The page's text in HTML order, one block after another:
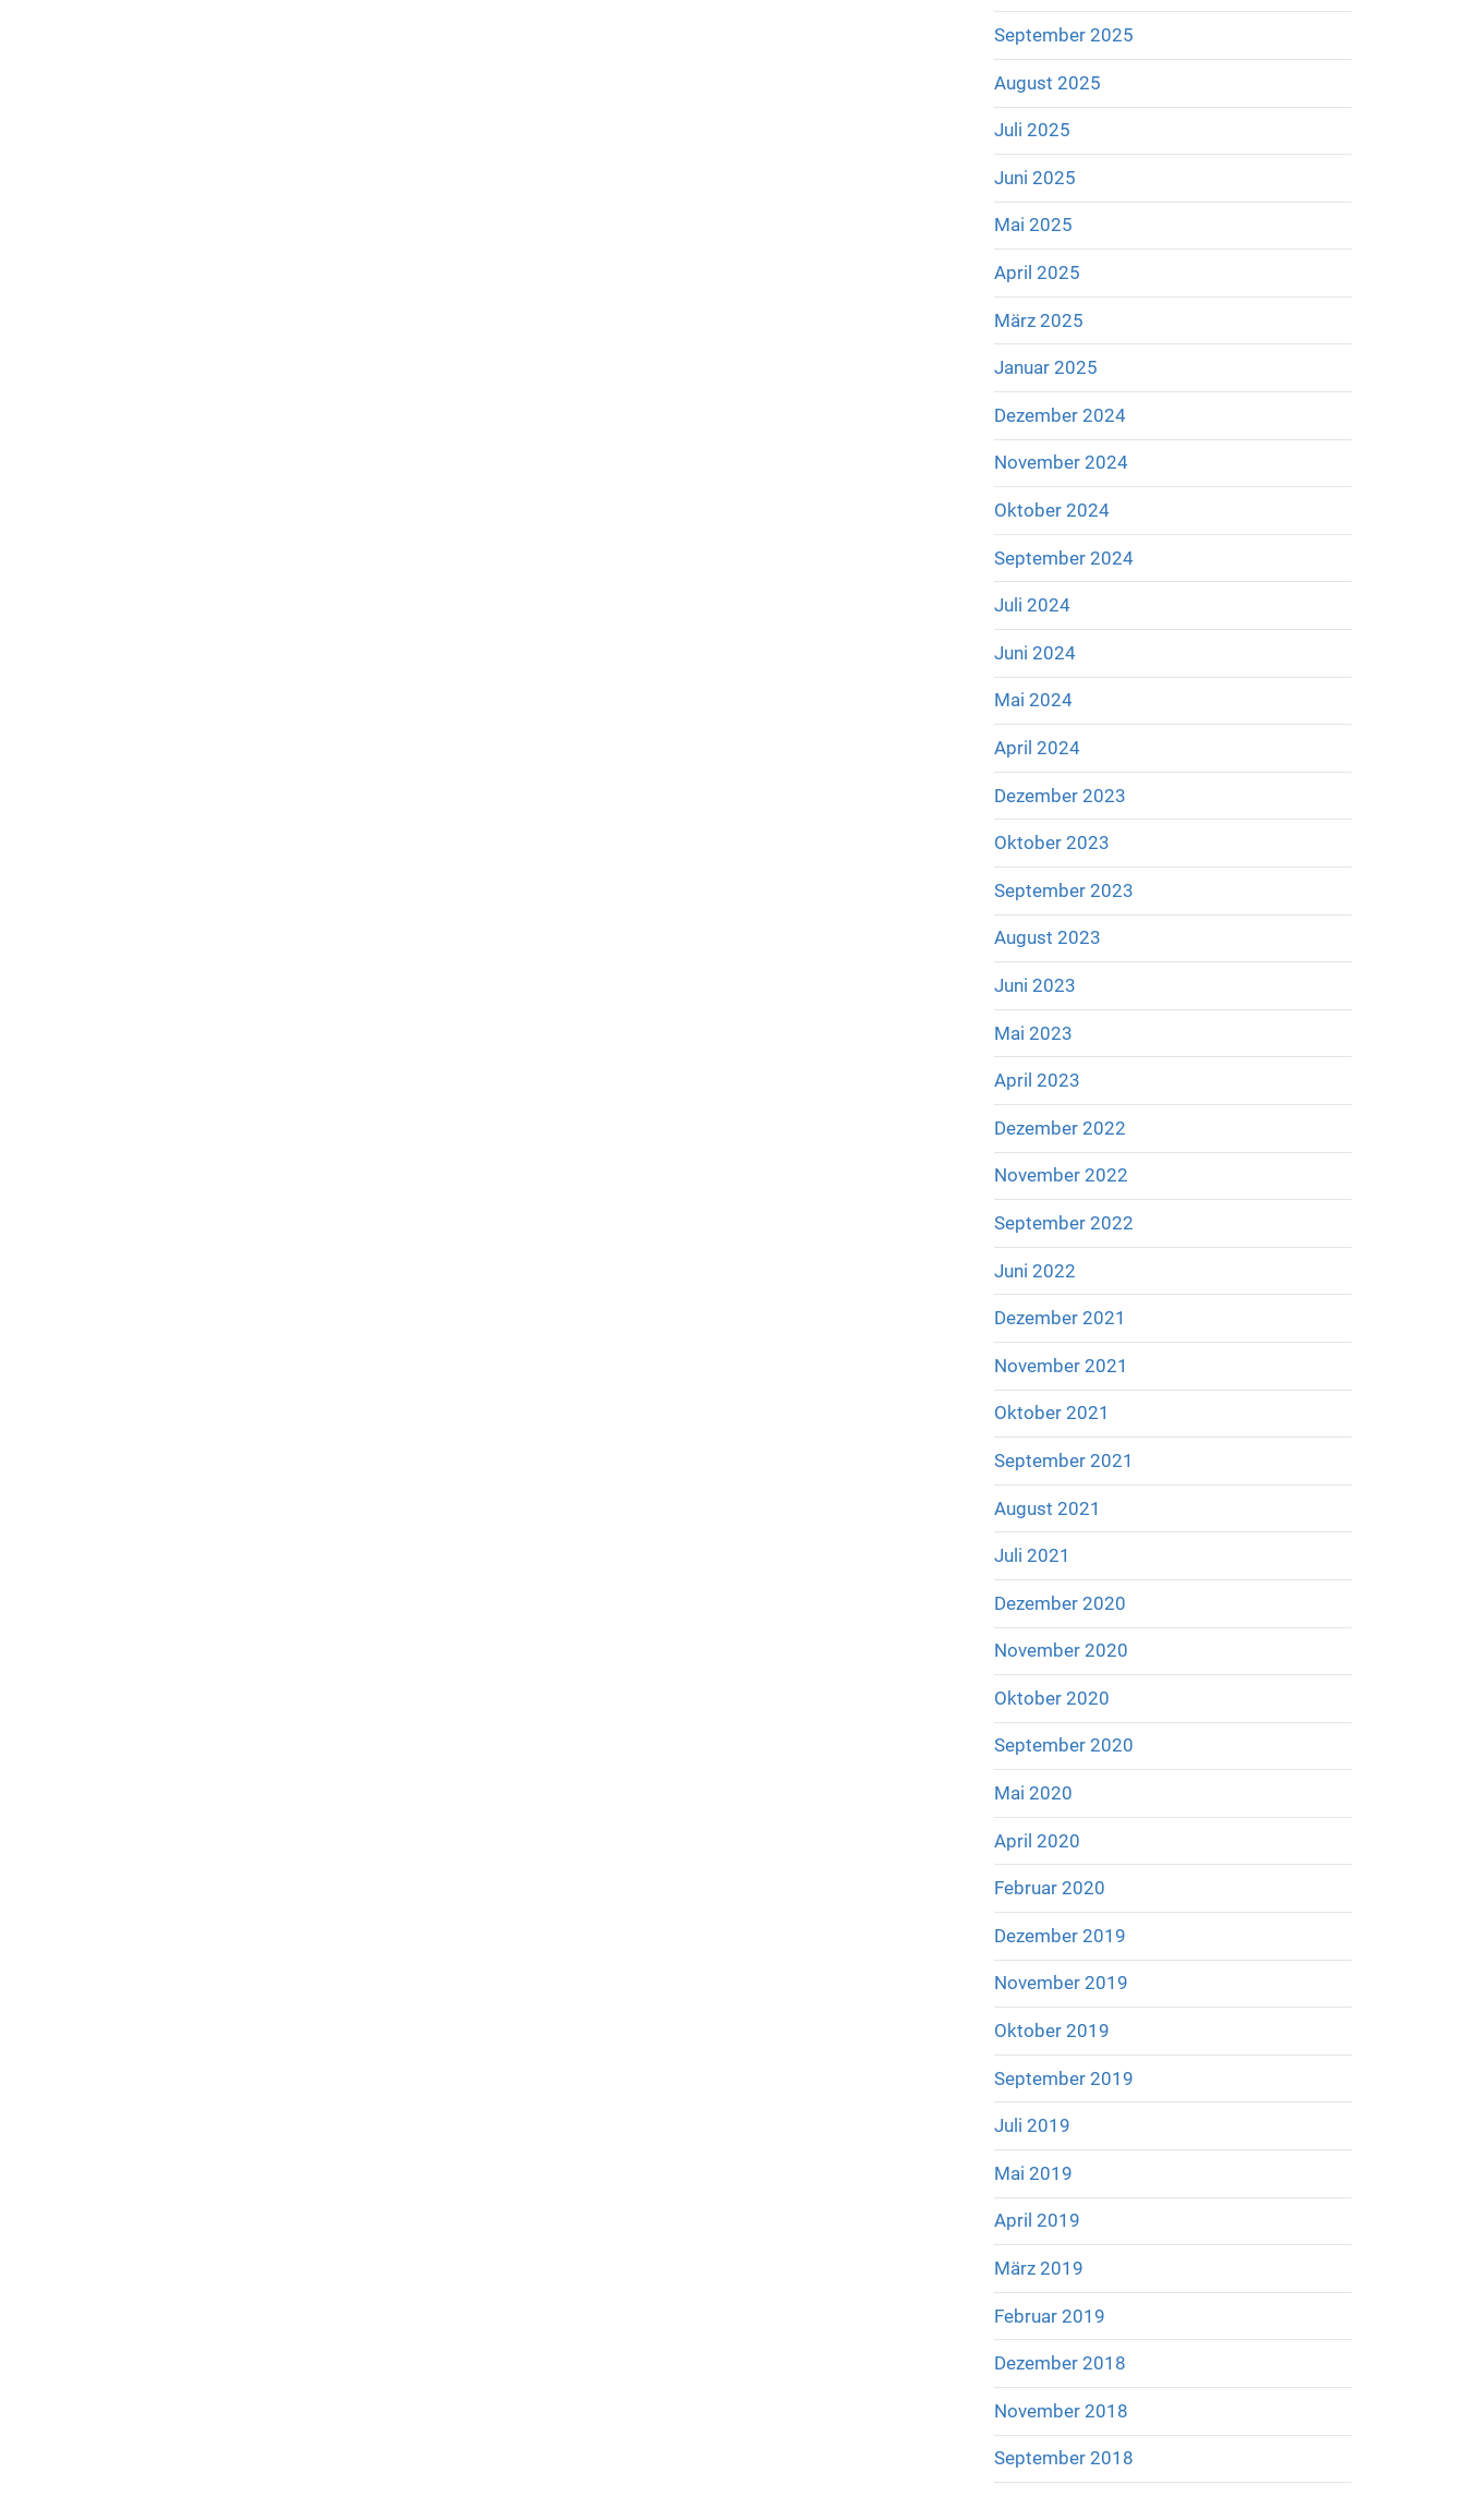
September 2025
August 2025
Juli 2025
Juni 2025
Mai 2025
April 2025
März 2025
Januar 2025
Dezember 2024
November 2024
Oktober 2024
September 2024
Juli 2024
Juni 2024
Mai 2024
April 2024
Dezember 2023
Oktober 2023
September 2023
August 2023
Juni 2023
Mai 2023
April 2023
Dezember 2022
November 2022
September 2022
Juni 2022
Dezember 2021
November 2021
Oktober 2021
September 2021
August 2021
Juli 2021
Dezember 2020
November 2020
Oktober 2020
September 2020
Mai 2020
April 2020
Februar 2020
Dezember 2019
November 2019
Oktober 2019
September 2019
Juli 2019
Mai 2019
April 2019
März 2019
Februar 2019
Dezember 2018
November 2018
September 2018